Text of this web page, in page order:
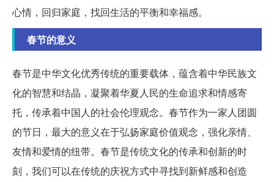
心情，回归家庭，找回生活的平衡和幸福感。
春节的意义
春节是中华文化优秀传统的重要载体，蕴含着中华民族文
化的智慧和结晶，凝聚着华夏人民的生命追求和情感寄
托，传承着中国人的社会伦理观念。春节作为一家人团圆
的节日，最大的意义在于弘扬家庭价值观念，强化亲情、
友情和爱情的纽带。春节是传统文化的传承和创新的时
刻，我们可以在传统的庆祝方式中寻找到新鲜感和创造